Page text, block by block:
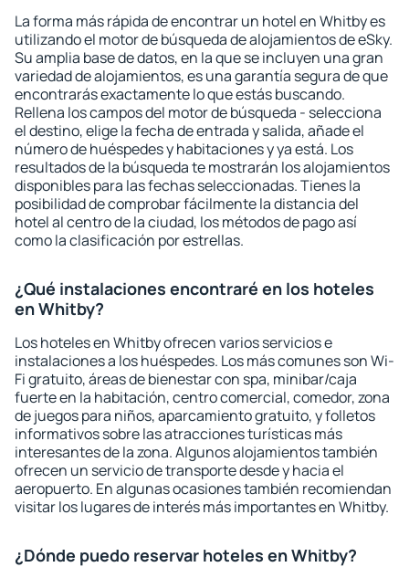
La forma más rápida de encontrar un hotel en Whitby es
utilizando el motor de búsqueda de alojamientos de eSky.
Su amplia base de datos, en la que se incluyen una gran
variedad de alojamientos, es una garantía segura de que
encontrarás exactamente lo que estás buscando.
Rellena los campos del motor de búsqueda - selecciona
el destino, elige la fecha de entrada y salida, añade el
número de huéspedes y habitaciones y ya está. Los
resultados de la búsqueda te mostrarán los alojamientos
disponibles para las fechas seleccionadas. Tienes la
posibilidad de comprobar fácilmente la distancia del
hotel al centro de la ciudad, los métodos de pago así
como la clasificación por estrellas.
¿Qué instalaciones encontraré en los hoteles
en Whitby?
Los hoteles en Whitby ofrecen varios servicios e
instalaciones a los huéspedes. Los más comunes son Wi-
Fi gratuito, áreas de bienestar con spa, minibar/caja
fuerte en la habitación, centro comercial, comedor, zona
de juegos para niños, aparcamiento gratuito, y folletos
informativos sobre las atracciones turísticas más
interesantes de la zona. Algunos alojamientos también
ofrecen un servicio de transporte desde y hacia el
aeropuerto. En algunas ocasiones también recomiendan
visitar los lugares de interés más importantes en Whitby.
¿Dónde puedo reservar hoteles en Whitby?